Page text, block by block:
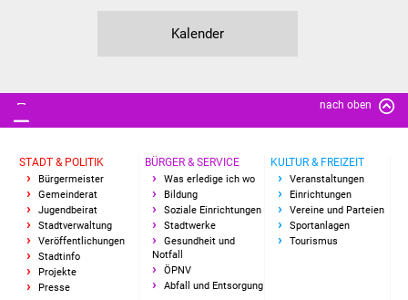
Freundeskreis Asyl
Wohnen
Bauen in Süßen
Baugrundstücke
Kalender
nach oben
STADT & POLITIK
Bürgermeister
Gemeinderat
Jugendbeirat
Stadtverwaltung
Veröffentlichungen
Stadtinfo
Projekte
Presse
BÜRGER & SERVICE
Was erledige ich wo
Bildung
Soziale Einrichtungen
Stadtwerke
Gesundheit und
Notfall
ÖPNV
Abfall und Entsorgung
KULTUR & FREIZEIT
Veranstaltungen
Einrichtungen
Vereine und Parteien
Sportanlagen
Tourismus